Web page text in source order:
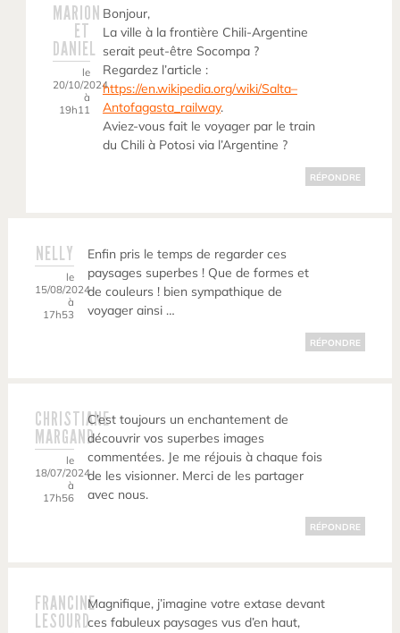
MARION
ET
DANIEL
le
20/10/2024
à
19h11
Bonjour,
La ville à la frontière Chili-Argentine
serait peut-être Socompa ?
Regardez l’article :
https://en.wikipedia.org/wiki/Salta–
Antofagasta_railway.
Aviez-vous fait le voyager par le train
du Chili à Potosi via l’Argentine ?
RÉPONDRE
NELLY
le
15/08/2024
à
17h53
Enfin pris le temps de regarder ces
paysages superbes ! Que de formes et
de couleurs ! bien sympathique de
voyager ainsi …
RÉPONDRE
CHRISTIANE
MARGAND
le
18/07/2024
à
17h56
C’est toujours un enchantement de
découvrir vos superbes images
commentées. Je me réjouis à chaque fois
de les visionner. Merci de les partager
avec nous.
RÉPONDRE
FRANCINE
LESOURD
Magnifique, j’imagine votre extase devant
ces fabuleux paysages vus d’en haut,